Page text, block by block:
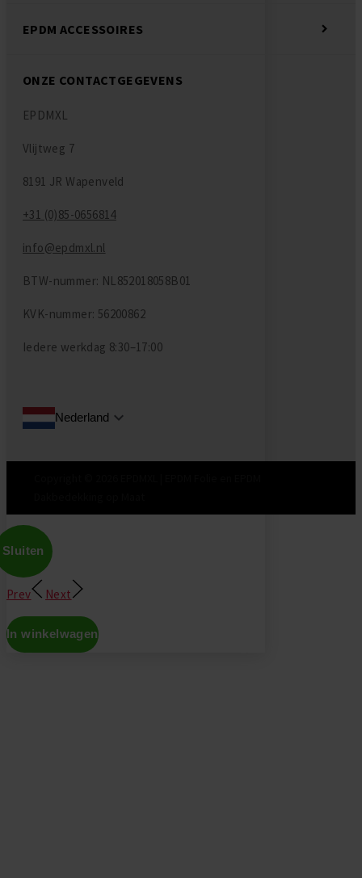
EPDM ACCESSOIRES
ONZE CONTACTGEGEVENS
EPDMXL
Vlijtweg 7
8191 JR Wapenveld
+31 (0)85-0656814
info@epdmxl.nl
BTW-nummer: NL852018058B01
KVK-nummer: 56200862
Iedere werkdag 8:30–17:00
Nederland
Sluiten
Prev Next
In winkelwagen